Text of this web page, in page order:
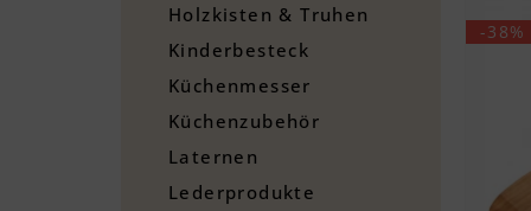
Holzkisten & Truhen
Kinderbesteck
Küchenmesser
Küchenzubehör
Laternen
Lederprodukte
-38%